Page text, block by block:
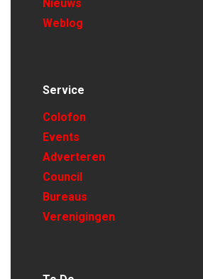
Nieuws
Weblog
Service
Colofon
Events
Adverteren
Council
Bureaus
Verenigingen